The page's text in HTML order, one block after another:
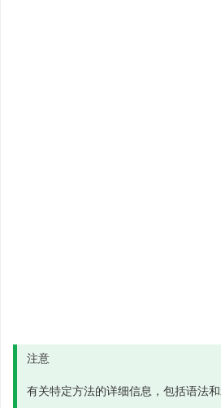
注意
有关特定方法的详细信息，包括语法